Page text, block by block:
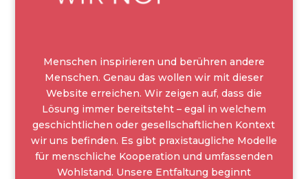
Menschen inspirieren und berühren andere
Menschen. Genau das wollen wir mit dieser
Website erreichen. Wir zeigen auf, dass die
Lösung immer bereitsteht – egal in welchem
geschichtlichen oder gesellschaftlichen Kontext
wir uns befinden. Es gibt praxistaugliche Modelle
für menschliche Kooperation und umfassenden
Wohlstand. Unsere Entfaltung beginnt